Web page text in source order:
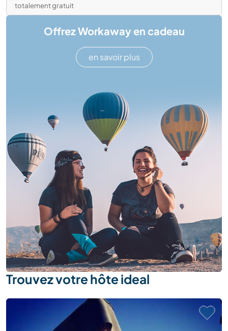
totalement gratuit
Offrez Workaway en cadeau
en savoir plus
Trouvez votre hôte ideal